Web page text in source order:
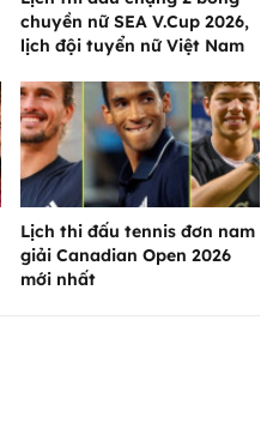
chuyền nữ SEA V.Cup 2026,
lịch đội tuyển nữ Việt Nam
Lịch thi đấu tennis đơn nam
giải Canadian Open 2026
mới nhất